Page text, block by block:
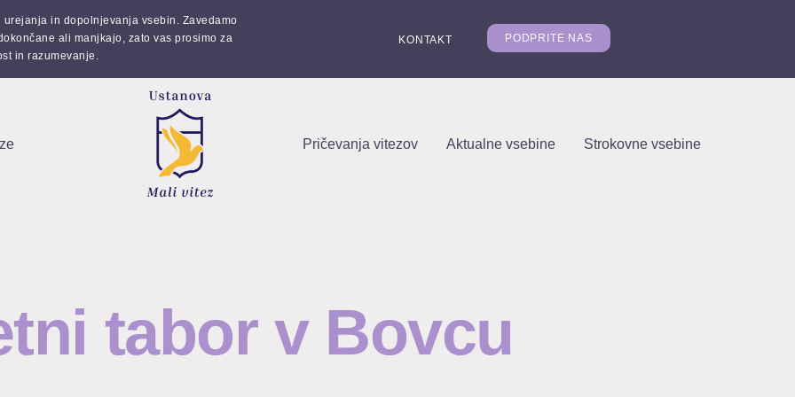
in dopolnjevanja vsebin. Zavedamo
ali manjkajo, zato vas prosimo za
in razumevanje.
KONTAKT PODPRITE NAS
Pričevanja vitezov Aktualne vsebine Strokovne vsebine
tabor v Bovcu